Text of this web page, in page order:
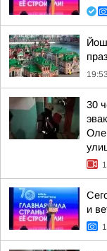
19:53
30
Оле
и